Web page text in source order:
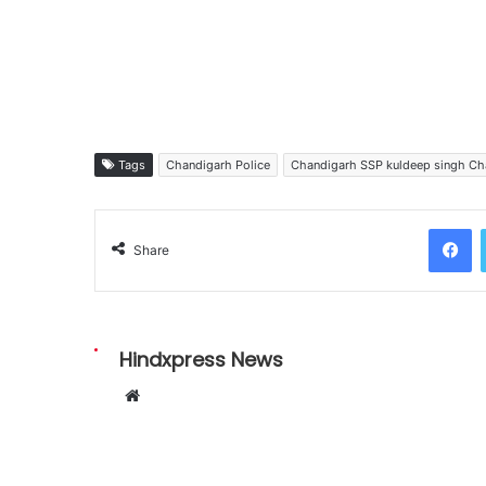
Tags Chandigarh Police Chandigarh SSP kuldeep singh
Share
Hindxpress News